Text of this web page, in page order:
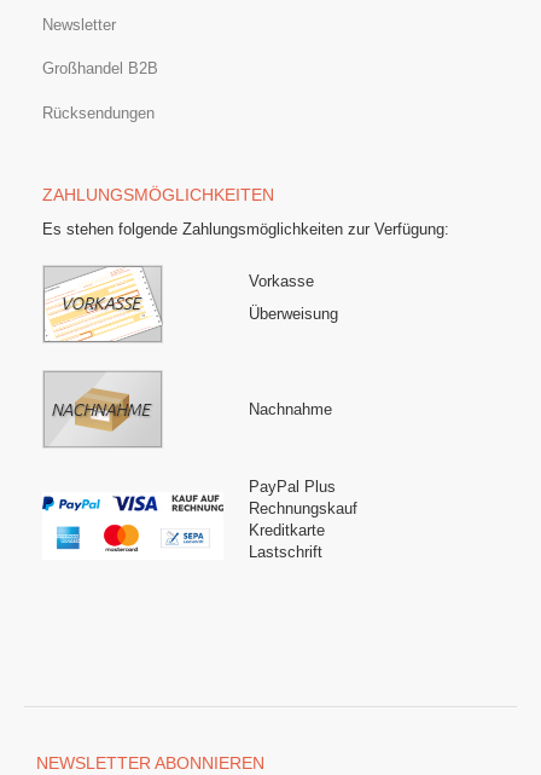
Newsletter
Großhandel B2B
Rücksendungen
ZAHLUNGSMÖGLICHKEITEN
Es stehen folgende Zahlungsmöglichkeiten zur Verfügung:
Vorkasse
Überweisung
Nachnahme
PayPal Plus
Rechnungskauf
Kreditkarte
Lastschrift
NEWSLETTER ABONNIEREN